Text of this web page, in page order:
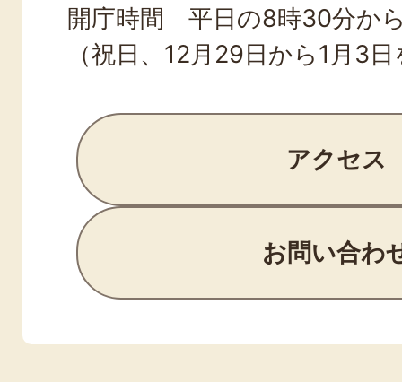
開庁時間 平日の8時30分か
（祝日、12月29日から1月3
アクセス
お問い合わ